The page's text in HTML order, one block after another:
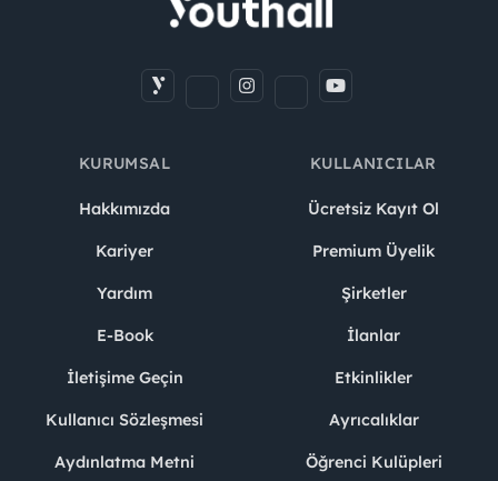
KURUMSAL
Hakkımızda
Kariyer
Yardım
E-Book
İletişime Geçin
Kullanıcı Sözleşmesi
Aydınlatma Metni
KULLANICILAR
Ücretsiz Kayıt Ol
Premium Üyelik
Şirketler
İlanlar
Etkinlikler
Ayrıcalıklar
Öğrenci Kulüpleri